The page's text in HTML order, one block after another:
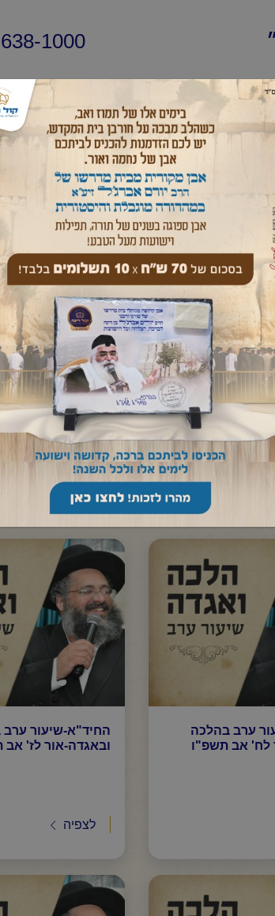
1000
שיעורי החיד״א שאלות ותשובות
היה שותף
ואגדה
ראשי שיעורי החיד"א/הלכה ואגדה שיעור ערב
ערב בהלכה
לח' אב תשפ"ו
החיד"א-שיעור
ובאגדה-אור לז' אב
לצפיה